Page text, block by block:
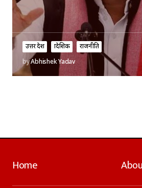
उत्तर प्रदेश प्रादेशिक
राजनीति
byAbhishek Yadav
Home